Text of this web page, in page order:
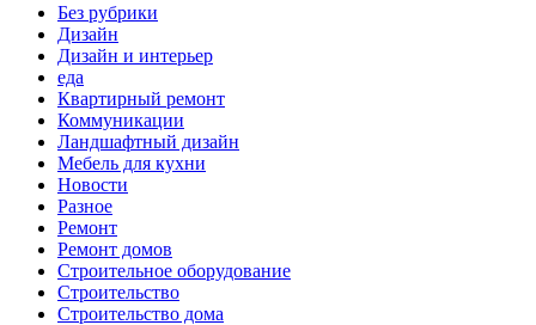
Без рубрики
Дизайн
Дизайн и интерьер
еда
Квартирный ремонт
Коммуникации
Ландшафтный дизайн
Мебель для кухни
Новости
Разное
Ремонт
Ремонт домов
Строительное оборудование
Строительство
Строительство дома